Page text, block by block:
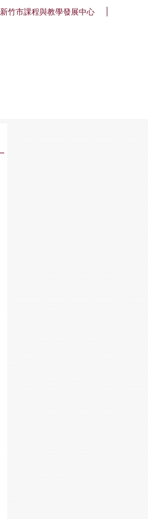
新竹市課程與教學發展中心